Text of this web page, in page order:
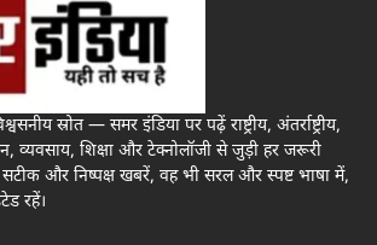
स्रोत — समर इंडिया पर पढ़ें राष्ट्रीय, अंतर्राष्ट्रीय,
व्यवसाय, शिक्षा और टेक्नोलॉजी से जुड़ी हर जरूरी
और निष्पक्ष खबरें, वह भी सरल और स्पष्ट भाषा में,
रहें।